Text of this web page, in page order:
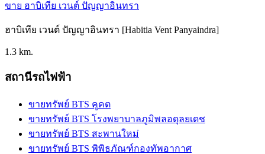
ขาย ฮาบิเทีย เวนต์ ปัญญาอินทรา
ฮาบิเทีย เวนต์ ปัญญาอินทรา [Habitia Vent Panyaindra]
1.3 km.
สถานีรถไฟฟ้า
ขายทรัพย์ BTS คูคต
ขายทรัพย์ BTS โรงพยาบาลภูมิพลอดุลยเดช
ขายทรัพย์ BTS สะพานใหม่
ขายทรัพย์ BTS พิพิธภัณฑ์กองทัพอากาศ